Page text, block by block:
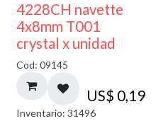
4228CH navette
4x8mm T001
crystal x unidad
Cod: 09145
US$ 0,19
Inventario: 31496